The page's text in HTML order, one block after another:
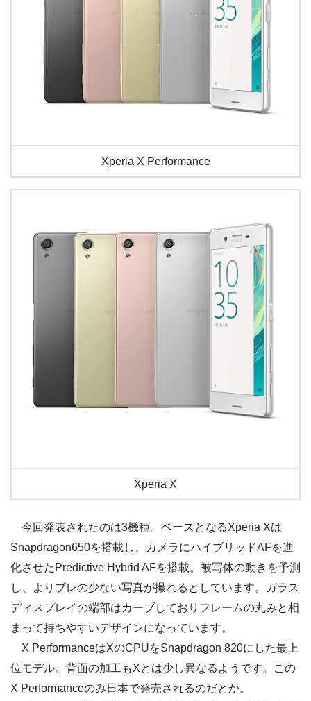
Xperia X Performance
Xperia X
今回発表されたのは3機種。ベースとなるXperia Xは
Snapdragon650を搭載し、カメラにハイブリッドAFを進
化させたPredictive Hybrid AFを搭載。被写体の動きを予測
し、よりブレの少ない写真が撮れるとしています。ガラス
ディスプレイの端部はカーブしておりフレームの丸みと相
まって持ちやすいデザインになっています。
X PerformanceはXのCPUをSnapdragon 820にした最上
位モデル。背面の加工もXとは少し異なるようです。この
X Performanceのみ日本で発売されるのだとか。